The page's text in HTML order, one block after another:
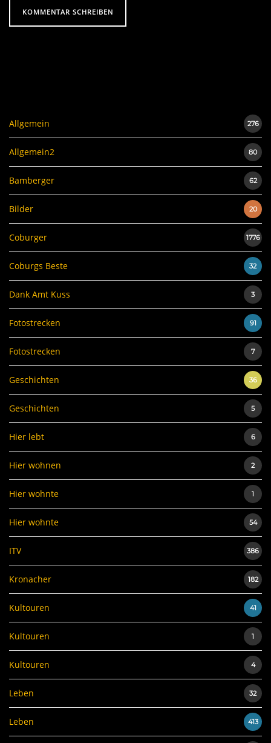
Allgemein 276
Allgemein2 80
Bamberger 62
Bilder 20
Coburger 1776
Coburgs Beste 32
Dank Amt Kuss 3
Fotostrecken 91
Fotostrecken 7
Geschichten 36
Geschichten 5
Hier lebt 6
Hier wohnen 2
Hier wohnte 1
Hier wohnte 54
ITV 386
Kronacher 182
Kultouren 41
Kultouren 1
Kultouren 4
Leben 32
Leben 413